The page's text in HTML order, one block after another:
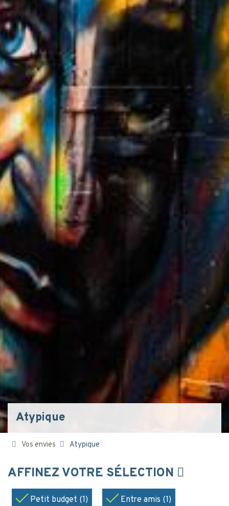
Atypique
Vos envies Atypique
AFFINEZ VOTRE SÉLECTION
Petit budget (1) Entre amis (1)